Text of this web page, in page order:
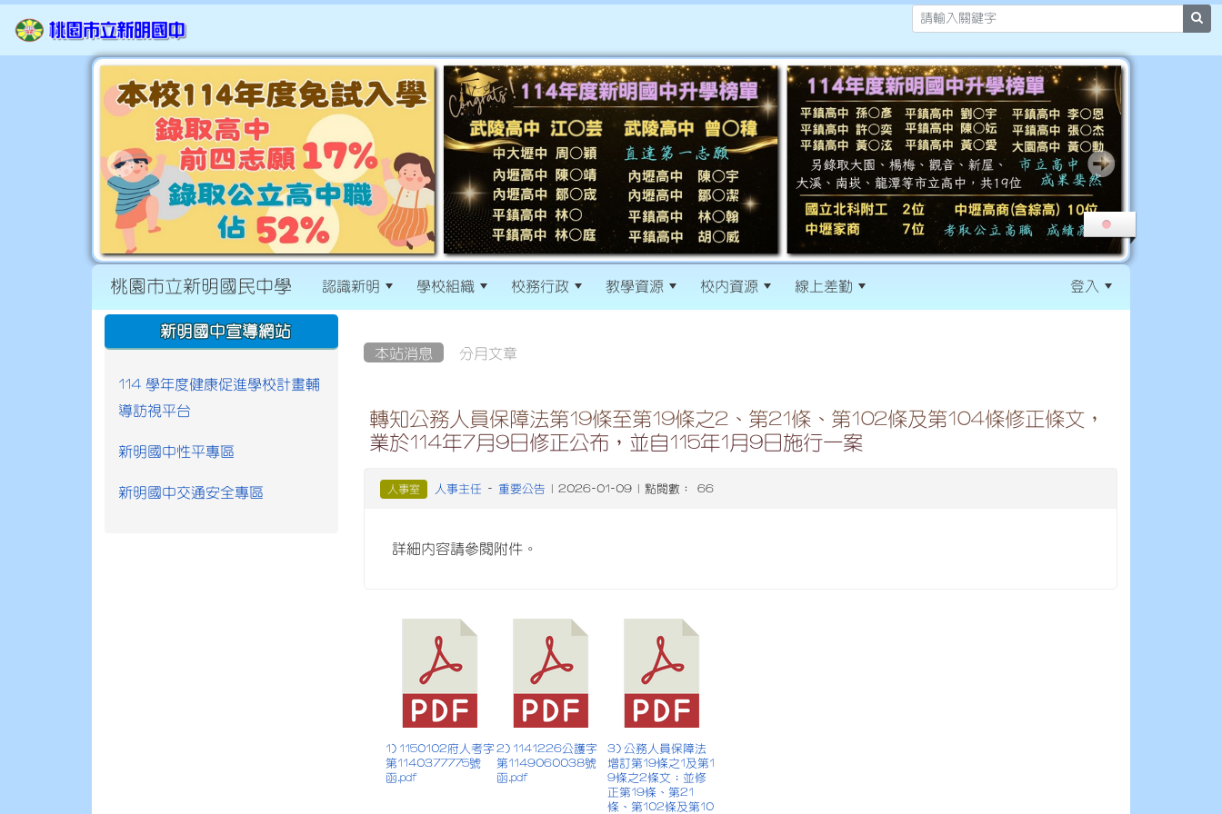
桃園市立新明國民中學 認識新明 學校組織 校務行政 教學資源 校內資源 線上差勤 登入
本站消息 分月文章
轉知公務人員保障法第19條至第19條之2、第21條、第102條及第104條修正條文，
業於114年7月9日修正公布，並自115年1月9日施行一案
人事室 人事主任 - 重要公告 | 2026-01-09 | 點閱數： 66
詳細內容請參閱附件。
1) 1150102府人考字
第1140377775號
函.pdf
2) 1141226公護字
第1149060038號
函.pdf
3) 公務人員保障法
增訂第19條之1及第1
9條之2條文；並修
正第19條、第21
條、第102條及第10
:::
新明國中宣導網站
114 學年度健康促進學校計畫輔
導訪視平台
新明國中性平專區
新明國中交通安全專區